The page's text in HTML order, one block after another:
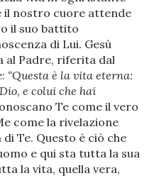
il nostro cuore attende
il suo battito
di Lui. Gesù
al Padre, riferita dal
“Questa è la vita eterna:
e colui che hai
Te come il vero
come la rivelazione
Te. Questo è ciò che
e qui sta tutta la sua
la vita, quella vera,